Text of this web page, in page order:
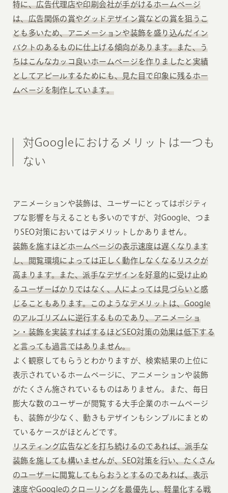
特に、広告代理店や印刷会社が手がけるホームページ
は、広告関係の賞やグッドデザイン賞などの賞を狙うこ
とも多いため、アニメーションや装飾を盛り込んだイン
パクトのあるものに仕上げる傾向があります。また、う
ちはこんなカッコ良いホームページを作りましたと実績
としてアピールするためにも、見た目で印象に残るホー
ムページを制作しています。
対Googleにおけるメリットは一つも
ない
アニメーションや装飾は、ユーザーにとってはポジティ
ブな影響を与えることも多いのですが、対Google、つま
りSEO対策においてはデメリットしかありません。
装飾を施すほどホームページの表示速度は遅くなります
し、閲覧環境によっては正しく動作しなくなるリスクが
高まります。また、派手なデザインを好意的に受け止め
るユーザーばかりではなく、人によっては見づらいと感
じることもあります。このようなデメリットは、Google
のアルゴリズムに逆行するものであり、アニメーショ
ン・装飾を実装すればするほどSEO対策の効果は低下する
と言っても過言ではありません。
よく観察してもらうとわかりますが、検索結果の上位に
表示されているホームページに、アニメーションや装飾
がたくさん施されているものはありません。また、毎日
膨大な数のユーザーが閲覧する大手企業のホームページ
も、装飾が少なく、動きもデザインもシンプルにまとめ
ているケースがほとんどです。
リスティング広告などを打ち続けるのであれば、派手な
装飾を施しても構いませんが、SEO対策を行い、たくさん
のユーザーに閲覧してもらおうとするのであれば、表示
速度やGoogleのクローリングを最優先し、軽量化する戦